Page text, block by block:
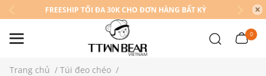
FREESHIP TỐI ĐA 30K CHO ĐƠN HÀNG BẤT KỲ
0
Trang chủ / Túi đeo chéo /